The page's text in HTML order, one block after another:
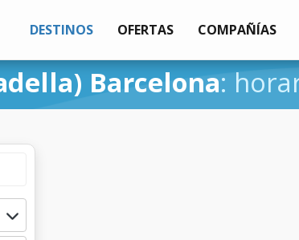
DESTINOS OFERTAS COMPAÑÍAS
Barcelona: